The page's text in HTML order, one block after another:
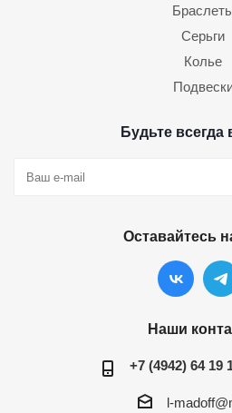
Серьги
Колье
Будьте всегда
Оставайтесь
Наши
+7 (4942) 64 19
l-